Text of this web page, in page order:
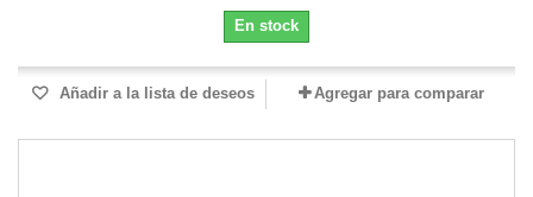
En stock
Añadir a la lista de deseos Agregar para comparar